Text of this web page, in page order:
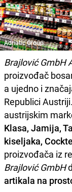
Adriatic Group
Brajlović GmbH
proizvođač
a ujedno i
Republici
austrijskim
Klasa, Jamija,
kiseljaka,
proizvođača iz
Brajlović GmbH
artikala na